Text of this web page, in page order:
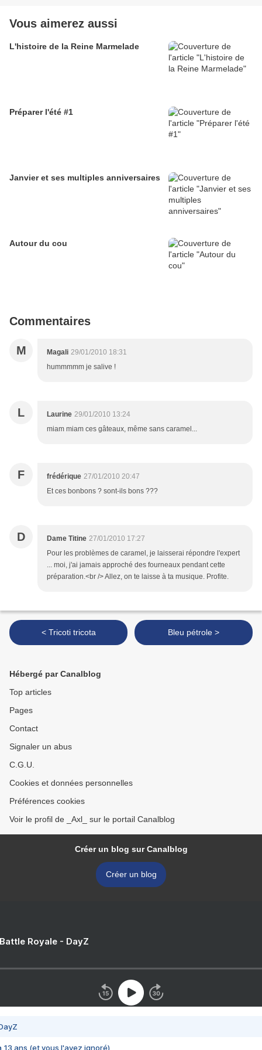
Vous aimerez aussi
L'histoire de la Reine Marmelade
Préparer l'été #1
Janvier et ses multiples anniversaires
Autour du cou
Commentaires
M Magali 29/01/2010 18:31
hummmmm je salive !
L Laurine 29/01/2010 13:24
miam miam ces gâteaux, même sans caramel...
F frédérique 27/01/2010 20:47
Et ces bonbons ? sont-ils bons ???
D Dame Titine 27/01/2010 17:27
Pour les problèmes de caramel, je laisserai répondre l'expert
... moi, j'ai jamais approché des fourneaux pendant cette
préparation.<br /> Allez, on te laisse à ta musique. Profite.
< Tricoti tricota Bleu pétrole >
Hébergé par Canalblog
Top articles
Pages
Contact
Signaler un abus
C.G.U.
Cookies et données personnelles
Préférences cookies
Voir le profil de _Axl_ sur le portail Canalblog
Créer un blog sur Canalblog
Créer un blog
Royale - DayZ
13 ans (et vous l'avez ignoré)